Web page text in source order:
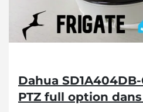
Dahua
PTZ full option